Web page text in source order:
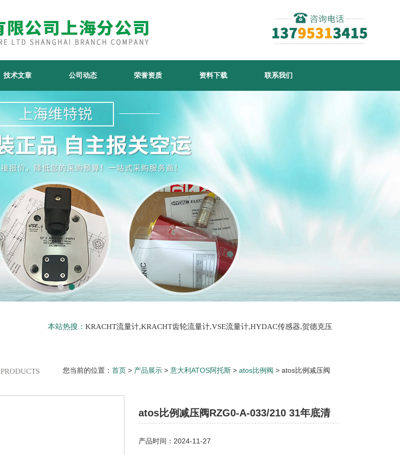
技术文章 公司动态 荣誉资质 资料下载 联系我们
本站热搜： KRACHT流量计,KRACHT齿轮流量计,VSE流量计,HYDAC传感器,贺德克压
PRODUCTS 您当前的位置： 首页 > 产品展示 > 意大利ATOS阿托斯 > atos比例阀 > atos比例减压阀
atos比例减压阀RZG0-A-033/210 31年底清
产品时间：2024-11-27